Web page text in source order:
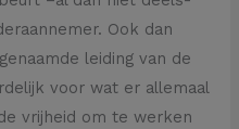
Ook dan
leiding van de
voor wat er allemaal
vrijheid om te werken